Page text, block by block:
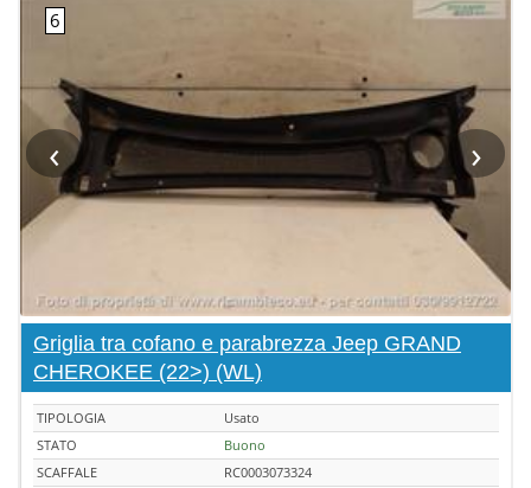
‹ ›
Griglia tra cofano e parabrezza Jeep GRAND
CHEROKEE (22>) (WL)
TIPOLOGIA
Usato
STATO
Buono
SCAFFALE
RC0003073324